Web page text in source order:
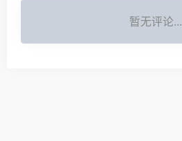
暂无评论...